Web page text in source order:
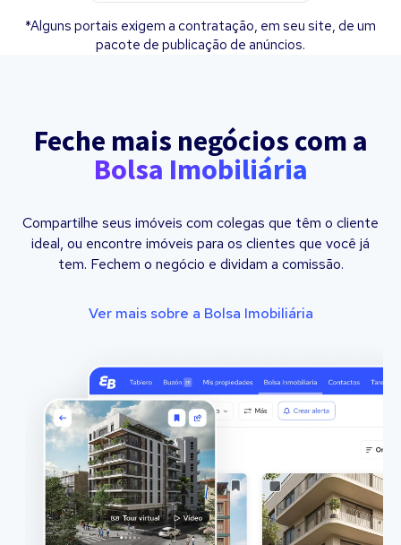
*Alguns portais exigem a contratação, em seu site, de um
pacote de publicação de anúncios.
Feche mais negócios com a
Bolsa Imobiliária
Compartilhe seus imóveis com colegas que têm o cliente
ideal, ou encontre imóveis para os clientes que você já
tem. Fechem o negócio e dividam a comissão.
Ver mais sobre a Bolsa Imobiliária